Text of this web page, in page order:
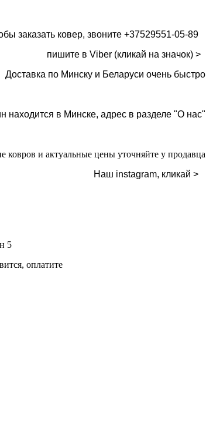
заказать ковер, звоните +37529551-05-89
пишите в Viber (кликай на значок) >
Доставка по Минску и Беларуси очень быстро
находится в Минске, адрес в разделе "О нас"
ковров и актуальные цены уточняйте у продавца
Наш instagram, кликай >
5
оплатите